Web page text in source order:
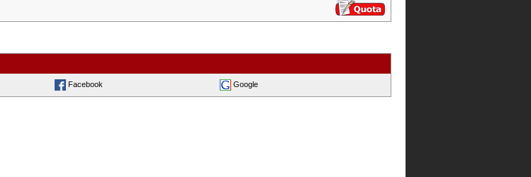
Facebook Google